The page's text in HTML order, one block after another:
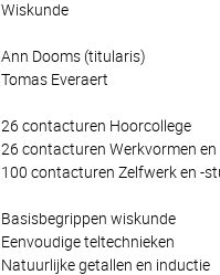
Wiskunde
Ann Dooms (titularis)
Tomas Everaert
26 contacturen Hoorcollege
26 contacturen Werkvormen en
100 contacturen Zelfwerk en -
Basisbegrippen wiskunde
Eenvoudige teltechnieken
Natuurlijke getallen en inductie